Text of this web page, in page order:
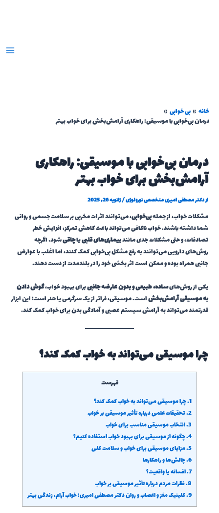
خانه
بی خوابی
درمان بی‌خوابی با موسیقی: راهکاری آرامش‌بخش برای خواب بهتر
درمان بی‌خوابی با موسیقی: راهکاری
آرامش‌بخش برای خواب بهتر
ازدکتر مصطفی امیری متخصص نورولوژی/ژانویه 26, 2025
مشکلات خواب، از جملهبی‌خوابی، می‌توانند اثرات مخربی بر سلامت جسمی و روانی
شما داشته باشند. خواب ناکافی می‌تواند باعث کاهش تمرکز، افزایش خطر
تصادفات، و حتی مشکلات جدی مانندبیماری‌های قلبییاچاقیشود. اگرچه
روش‌های دارویی می‌توانند به رفع مشکل بی‌خوابی کمک کنند، اما اغلب با عوارض
جانبی همراه بوده و ممکن است اثر بخشی خود را در بلندمدت از دست دهند.
یکی از روش‌هایساده، طبیعی و بدون عارضه جانبیبرای بهبود خواب،گوش دادن
به موسیقی آرامش‌بخشاست. موسیقی، فراتر از یک سرگرمی یا هنر است؛ این ابزار
قدرتمند می‌تواند به آرامش سیستم عصبی و آمادگی بدن برای خواب کمک کند.
چرا موسیقی می‌تواند به خواب کمک کند؟
فهرست
1. چرا موسیقی می‌تواند به خواب کمک کند؟
2. تحقیقات علمی درباره تأثیر موسیقی بر خواب
3. انتخاب موسیقی مناسب برای خواب
4. چگونه از موسیقی برای بهبود خواب استفاده کنیم؟
5. مزایای موسیقی برای خواب و سلامت کلی
6. چالش‌ها و راهکارها
7. افسانه یا واقعیت؟
8. نظرات مردم درباره تأثیر موسیقی بر خواب
9. کلینیک مغز و اعصاب و روان دکتر مصطفی امیری: خواب آرام، زندگی بهتر